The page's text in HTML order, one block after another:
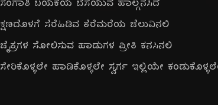
ಸಂಗಾತಿ ಬಯಕೆಯ ಬೆಸೆಯುವ ಹಾಲ್ಗನಸಿದೆ
ಕ್ಷಣದೊಳಗೆ ಸೆರೆಹಿಡಿವ ತೆರೆಮರೆಯ ಚೆಲುವಿನಲಿ
ಚೈತ್ರಗಳ ಸೋಲಿಸುವ ಹಾಡುಗಳ ಪ್ರೀತಿ ಕನಸಿನಲಿ
ಸೇರಿಕೊಳ್ಳಲೇ ಹಾಡಿಕೊಳ್ಳಲೇ ಸ್ವರ್ಗ ಇಲ್ಲಿಯೇ